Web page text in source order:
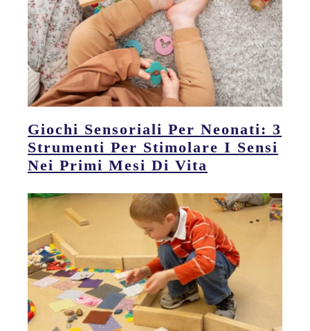
Giochi Sensoriali Per Neonati: 3
Strumenti Per Stimolare I Sensi
Nei Primi Mesi Di Vita